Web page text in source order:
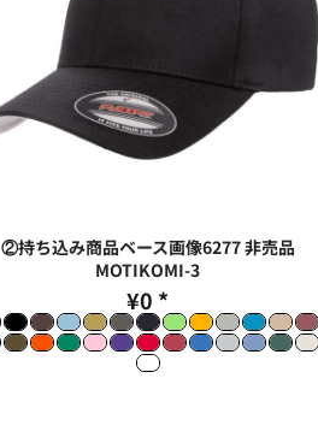
②持ち込み商品ベース画像6277 非売品
MOTIKOMI-3
¥0 *